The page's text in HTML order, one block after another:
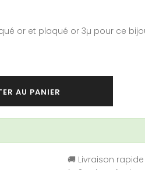
or et plaqué or 3µ pour ce
AU PANIER
🚚 Livraison rapide